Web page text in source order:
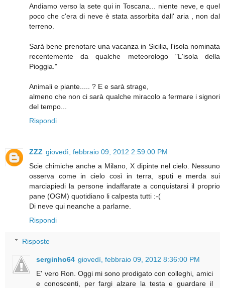
Andiamo verso la sete qui in Toscana... niente neve, e quel
poco che c'era di neve è stata assorbita dall' aria , non dal
terreno.
Sarà bene prenotare una vacanza in Sicilia, l'isola nominata
recentemente da qualche meteorologo "L'isola della
Pioggia."
Animali e piante..... ? E e sarà strage,
almeno che non ci sarà qualche miracolo a fermare i signori
del tempo...
Rispondi
ZZZ giovedì, febbraio 09, 2012 2:59:00 PM
Scie chimiche anche a Milano, X dipinte nel cielo. Nessuno
osserva come in cielo così in terra, sputi e merda sui
marciapiedi la persone indaffarate a conquistarsi il proprio
pane (OGM) quotidiano li calpesta tutti :-(
Di neve qui neanche a parlarne.
Rispondi
Risposte
serginho64 giovedì, febbraio 09, 2012 8:36:00 PM
E' vero Ron. Oggi mi sono prodigato con colleghi, amici
e conoscenti, per fargi alzare la testa e guardare il